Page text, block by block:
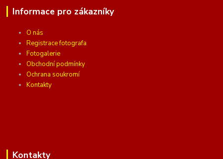
Informace pro zákazníky
O nás
Registrace fotografa
Fotogalerie
Obchodní podmínky
Ochrana soukromí
Kontakty
Kontakty